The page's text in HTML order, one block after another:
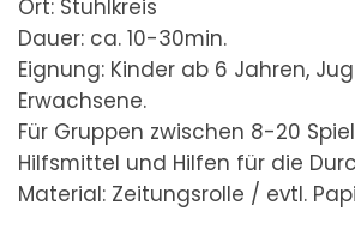
Ort: Stuhlkreis
Dauer: ca. 10-30min.
Eignung: Kinder ab 6 Jahren,
Erwachsene.
Für Gruppen zwischen 8-20
Hilfsmittel und Hilfen für die
Material: Zeitungsrolle / evtl.